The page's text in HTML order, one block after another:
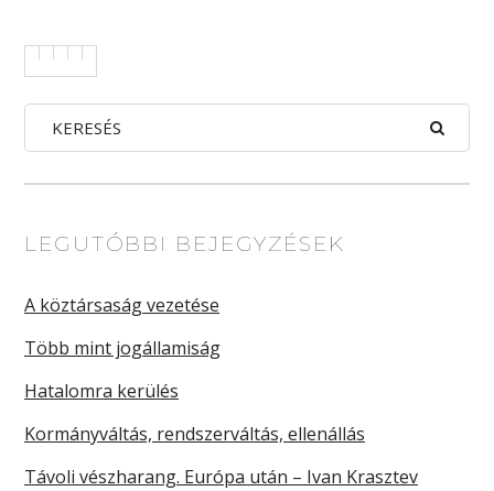
LEGUTÓBBI BEJEGYZÉSEK
A köztársaság vezetése
Több mint jogállamiság
Hatalomra kerülés
Kormányváltás, rendszerváltás, ellenállás
Távoli vészharang. Európa után – Ivan Krasztev